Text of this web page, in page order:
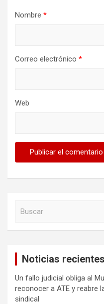
Nombre *
Correo electrónico *
Web
Noticias recientes
Un fallo judicial obliga al
reconocer a ATE y reabre
sindical